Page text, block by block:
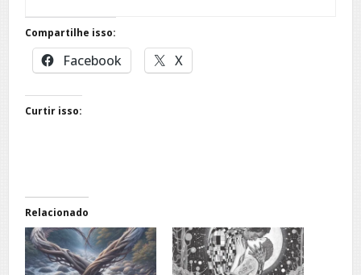
Compartilhe isso:
Facebook X
Curtir isso:
Relacionado